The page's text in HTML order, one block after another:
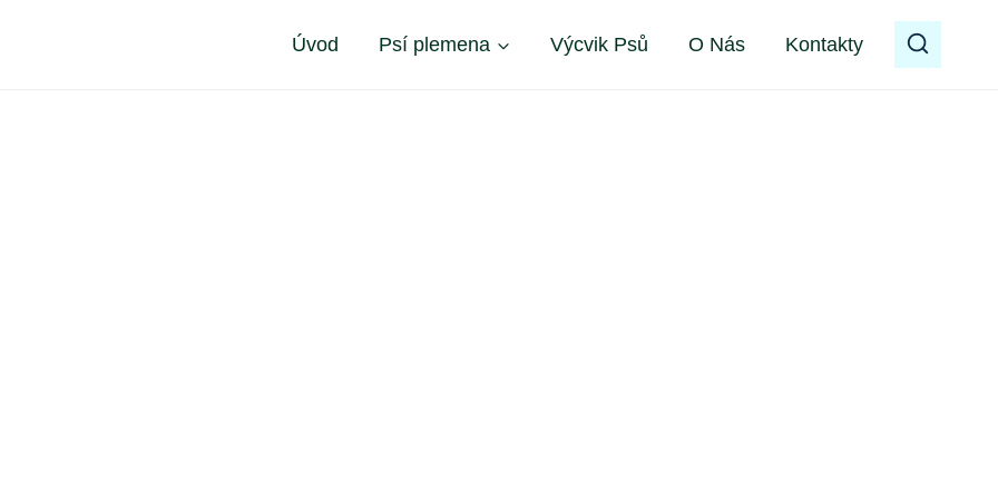
Úvod Psí plemena Výcvik Psů O Nás Kontakty